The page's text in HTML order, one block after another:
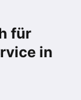
für
in